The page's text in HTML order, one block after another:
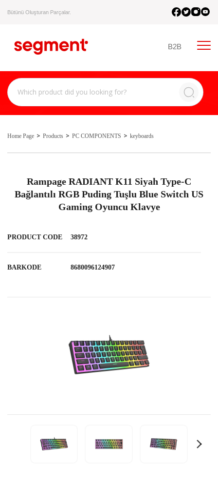
Bütünü Oluşturan Parçalar.
B2B
Home Page Products PC COMPONENTS keyboards
Rampage RADIANT K11 Siyah Type-C
Bağlantılı RGB Puding Tuşlu Blue Switch US
Gaming Oyuncu Klavye
PRODUCT CODE 38972
BARKODE 8680096124907